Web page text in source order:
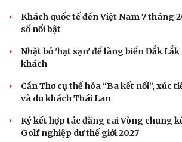
Khách quốc tế đến Việt Nam 7 tháng
số nổi bật
Nhặt bỏ 'hạt sạn' để làng biển Đắk
khách
Cần Thơ cụ thể hóa “Ba kết nối”, xúc
và du khách Thái Lan
Ký kết hợp tác đăng cai Vòng chung
Golf nghiệp dư thế giới 2027